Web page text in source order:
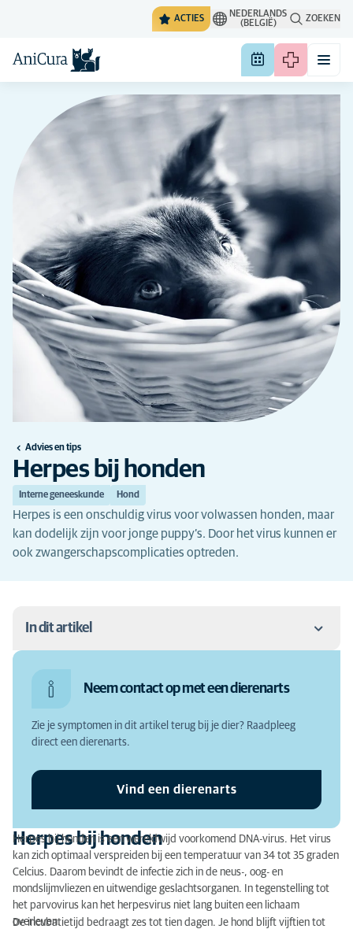
ACTIES
NEDERLANDS
(BELGIË)
ZOEKEN
Advies en tips
Herpes bij honden
Interne geneeskunde Hond
Herpes is een onschuldig virus voor volwassen honden, maar
kan dodelijk zijn voor jonge puppy’s. Door het virus kunnen er
ook zwangerschapscomplicaties optreden.
In dit artikel
Herpes bij honden: de oorzaken
Herpes bij honden: de behandeling
Neem contact op met een dierenarts
Zie je symptomen in dit artikel terug bij je dier? Raadpleeg
direct een dierenarts.
Vind een dierenarts
Herpes bij honden
Herpes bij honden is een wereldwijd voorkomend DNA-virus. Het virus
kan zich optimaal verspreiden bij een temperatuur van 34 tot 35 graden
Celcius. Daarom bevindt de infectie zich in de neus-, oog- en
mondslijmvliezen en uitwendige geslachtsorganen. In tegenstelling tot
het parvovirus kan het herpesvirus niet lang buiten een lichaam
overleven.
De incubatietijd bedraagt zes tot tien dagen. Je hond blijft vijftien tot